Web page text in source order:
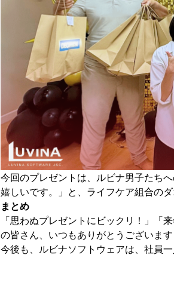
今回のプレゼントは、ルビナ男子たち
嬉しいです。」と、ライフケア組合の
まとめ
「思わぬプレゼントにビックリ！」「
の皆さん、いつもありがとうございます
今後も、ルビナソフトウェアは、社員